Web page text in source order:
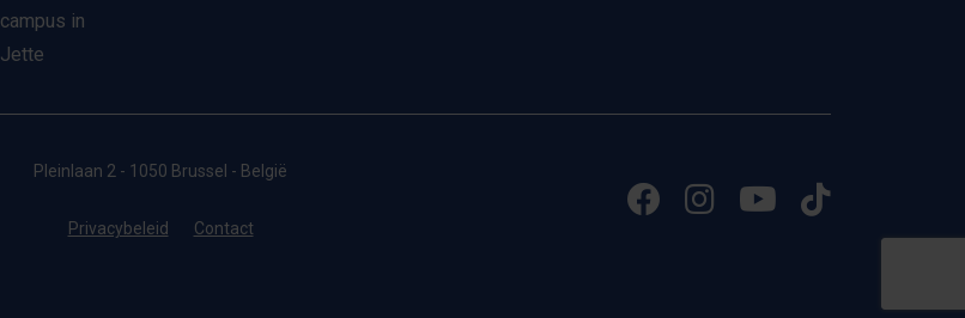
campus in
Jette
Pleinlaan 2 - 1050 Brussel - België
Privacybeleid Contact